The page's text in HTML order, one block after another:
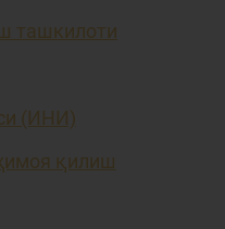
ташкилоти
(ИНИ)
қилиш